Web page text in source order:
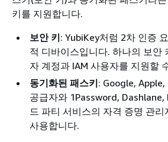
키를 지원합니다.
보안 키: YubiKey처럼 2차 인증
적 디바이스입니다. 하나의 보안
자 계정과 IAM 사용자를 지원할
동기화된 패스키: Google,
공급자와 1Password,
드 파티 서비스의 자격 증명 관
사용합니다.